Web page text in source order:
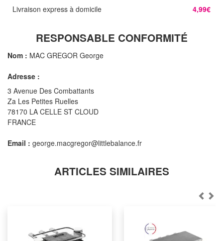
Livraison express à domicile 4,99€
RESPONSABLE CONFORMITÉ
Nom : MAC GREGOR George
Adresse :
3 Avenue Des Combattants
Za Les Petites Ruelles
78170 LA CELLE ST CLOUD
FRANCE
Email : george.macgregor@littlebalance.fr
ARTICLES SIMILAIRES